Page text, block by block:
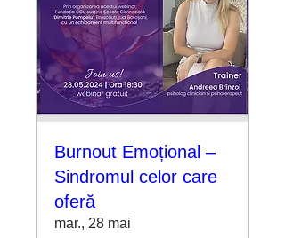
Burnout Emoțional –
Sindromul celor care
oferă
mar., 28 mai